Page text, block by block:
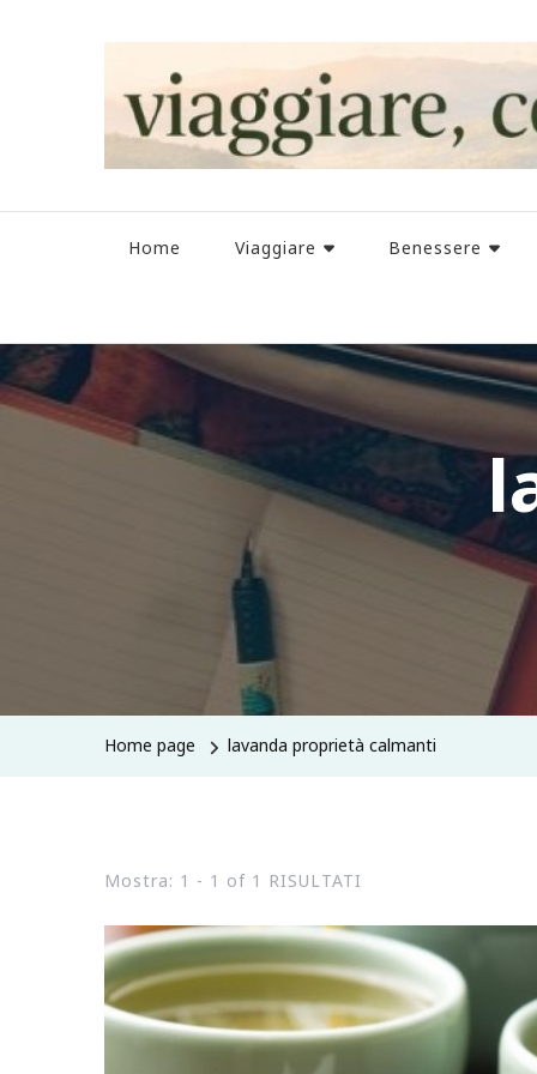
Home Viaggiare Benessere
Home page lavanda proprietà calmanti
Mostra: 1 - 1 of 1 RISULTATI